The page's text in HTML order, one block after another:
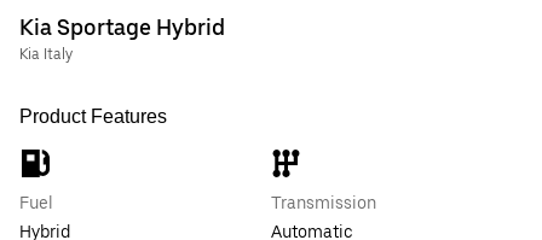
Kia Sportage Hybrid
Kia Italy
Product Features
Fuel
Hybrid
Transmission
Automatic